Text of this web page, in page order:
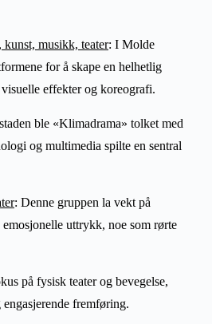
musikk, teater: I Molde
for å skape en helhetlig
effekter og koreografi.
ble «Klimadrama» tolket med
og multimedia spilte en sentral
: Denne gruppen la vekt på
uttrykk, noe som rørte
på fysisk teater og bevegelse,
fremføring.